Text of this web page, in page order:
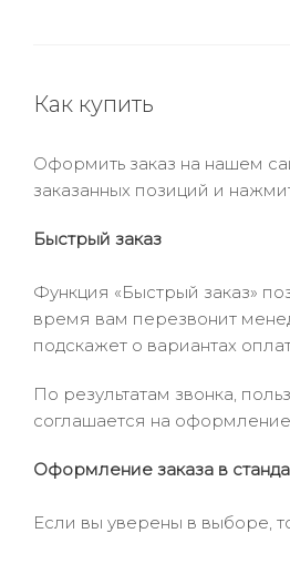
Как купить
Оформить заказ на нашем
заказанных позиций и
Быстрый заказ
Функция «Быстрый заказ»
время вам перезвонит
подскажет о вариантах
По результатам звонка,
соглашается на
Оформление заказа в
Если вы уверены в выборе,